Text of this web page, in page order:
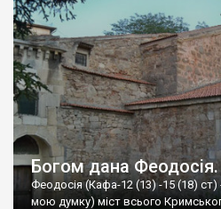
Богом дана
Феодосія (Кафа-12 (13) -15 (18) ст)
мою думку) міст всього